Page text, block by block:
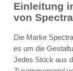
Einleitung
von
Die Marke
es um die
Jedes Stück aus